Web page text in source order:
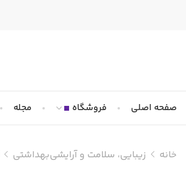
صفحه اصلی فروشگاه مجله
خانه زیبایی، سلامت و آرایشی‌بهداشتی